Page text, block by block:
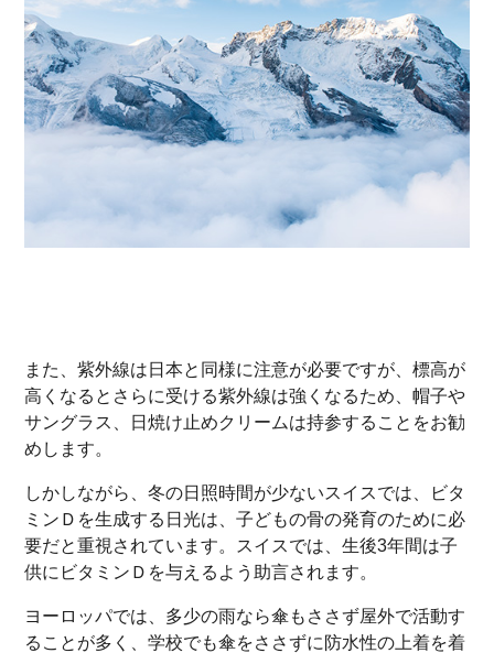
また、紫外線は日本と同様に注意が必要ですが、標高が
高くなるとさらに受ける紫外線は強くなるため、帽子や
サングラス、日焼け止めクリームは持参することをお勧
めします。
しかしながら、冬の日照時間が少ないスイスでは、ビタ
ミンＤを生成する日光は、子どもの骨の発育のために必
要だと重視されています。スイスでは、生後3年間は子
供にビタミンＤを与えるよう助言されます。
ヨーロッパでは、多少の雨なら傘もささず屋外で活動す
ることが多く、学校でも傘をささずに防水性の上着を着